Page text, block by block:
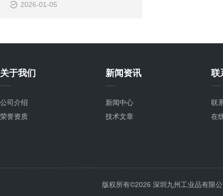
2026-01-05
关于我们
公司介绍
荣誉资质
新闻资讯
新闻中心
技术文章
联
联
在
版权所有©2026 深圳九州工业品有限